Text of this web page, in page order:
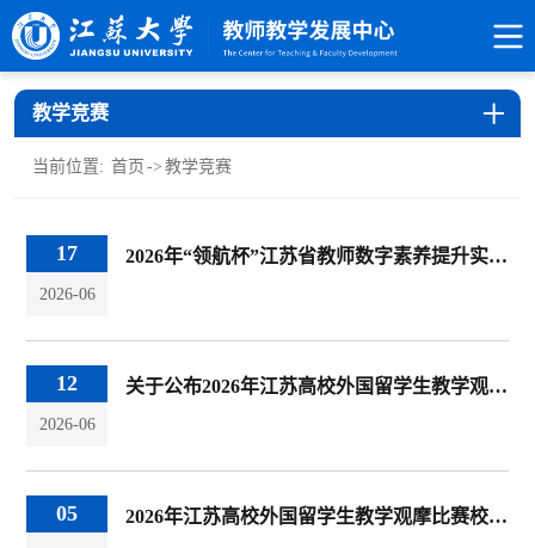
教学竞赛
当前位置: 首页 -> 教学竞赛
17
2026-06
2026年“领航杯”江苏省教师数字素养提升实践活动校内评选获奖名单公示
12
2026-06
关于公布2026年江苏高校外国留学生教学观摩比赛校内选拔赛结果的通知
05 2026年江苏高校外国留学生教学观摩比赛校内选拔赛获奖名单公示